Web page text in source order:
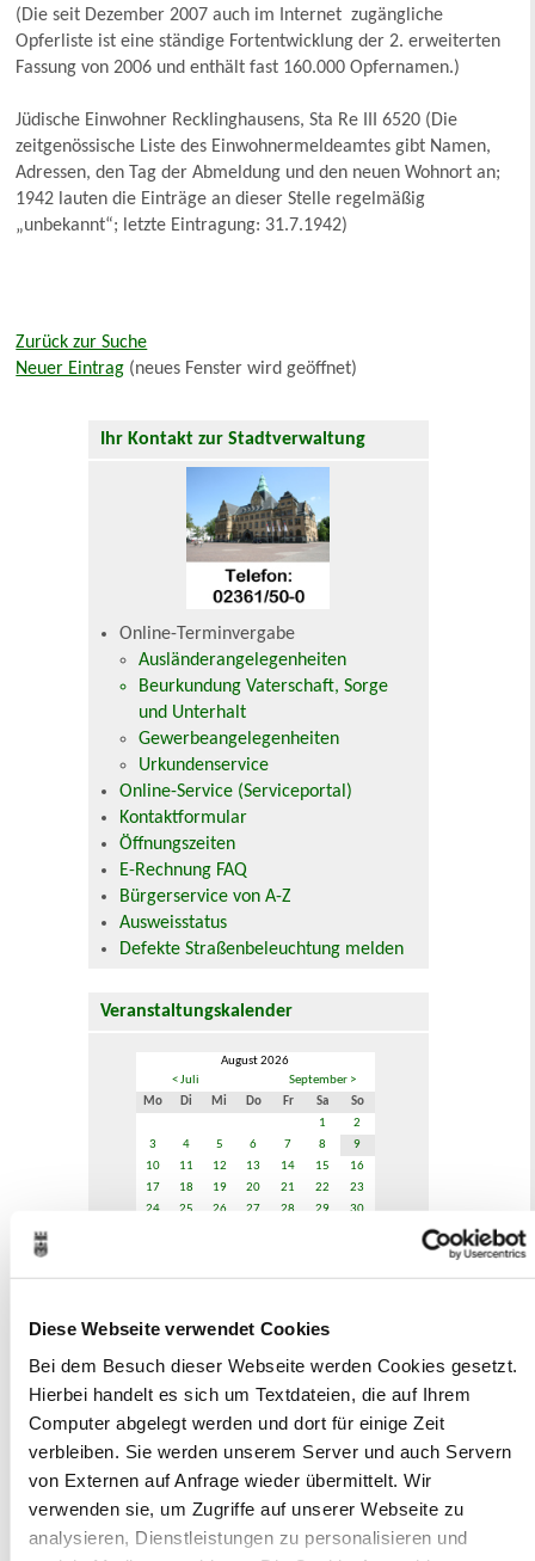
Diese Webseite verwendet Cookies
Bei dem Besuch dieser Webseite werden Cookies gesetzt.
Hierbei handelt es sich um Textdateien, die auf Ihrem
Computer abgelegt werden und dort für einige Zeit
verbleiben. Sie werden unserem Server und auch Servern
von Externen auf Anfrage wieder übermittelt. Wir
verwenden sie, um Zugriffe auf unserer Webseite zu
analysieren, Dienstleistungen zu personalisieren und
(Die seit Dezember 2007 auch im Internet zugängliche
Opferliste ist eine ständige Fortentwicklung der 2. erweiterten
Fassung von 2006 und enthält fast 160.000 Opfernamen.)
Jüdische Einwohner Recklinghausens, Sta Re III 6520 (Die
zeitgenössische Liste des Einwohnermeldeamtes gibt Namen,
Adressen, den Tag der Abmeldung und den neuen Wohnort an;
1942 lauten die Einträge an dieser Stelle regelmäßig
„unbekannt“; letzte Eintragung: 31.7.1942)
Zurück zur Suche
Neuer Eintrag (neues Fenster wird geöffnet)
Ihr Kontakt zur Stadtverwaltung
Online-Terminvergabe
Ausländerangelegenheiten
Beurkundung Vaterschaft, Sorge
und Unterhalt
Gewerbeangelegenheiten
Urkundenservice
Online-Service (Serviceportal)
Kontaktformular
Öffnungszeiten
E-Rechnung FAQ
Bürgerservice von A-Z
Ausweisstatus
Defekte Straßenbeleuchtung melden
Veranstaltungskalender
August 2026
< Juli
September >
Mo
Di Mi Do Fr Sa
So
1
2
3
4 5 6 7 8
9
10
11 12 13 14 15
16
17
18 19 20 21 22
23
24
25 26 27 28 29
30
Museen